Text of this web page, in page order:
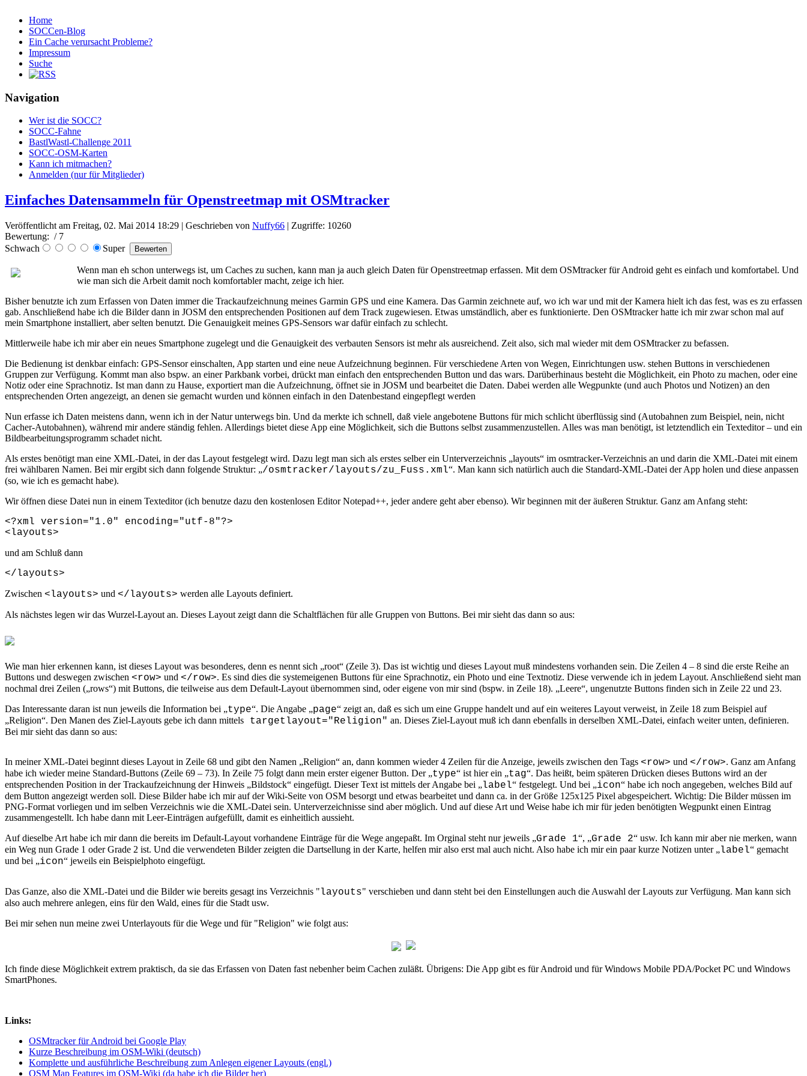
Home
SOCCen-Blog
Ein Cache verursacht Probleme?
Impressum
Suche
Navigation
Wer ist die SOCC?
SOCC-Fahne
BastlWastl-Challenge 2011
SOCC-OSM-Karten
Kann ich mitmachen?
Anmelden (nur für Mitglieder)
Einfaches Datensammeln für Openstreetmap mit OSMtracker
Veröffentlicht am Freitag, 02. Mai 2014 18:29 | Geschrieben von Nuffy66 | Zugriffe: 10260
Bewertung: / 7
Schwach
Super
Wenn man eh schon unterwegs ist, um Caches zu suchen, kann man ja auch gleich Daten für Openstreetmap erfassen. Mit dem OSMtracker für Android geht es einfach und komfortabel. Und
wie man sich die Arbeit damit noch komfortabler macht, zeige ich hier.
Bisher benutzte ich zum Erfassen von Daten immer die Trackaufzeichnung meines Garmin GPS und eine Kamera. Das Garmin zeichnete auf, wo ich war und mit der Kamera hielt ich das fest, was es zu erfassen
gab. Anschließend habe ich die Bilder dann in JOSM den entsprechenden Positionen auf dem Track zugewiesen. Etwas umständlich, aber es funktionierte. Den OSMtracker hatte ich mir zwar schon mal auf
mein Smartphone installiert, aber selten benutzt. Die Genauigkeit meines GPS-Sensors war dafür einfach zu schlecht.
Mittlerweile habe ich mir aber ein neues Smartphone zugelegt und die Genauigkeit des verbauten Sensors ist mehr als ausreichend. Zeit also, sich mal wieder mit dem OSMtracker zu befassen.
Die Bedienung ist denkbar einfach: GPS-Sensor einschalten, App starten und eine neue Aufzeichnung beginnen. Für verschiedene Arten von Wegen, Einrichtungen usw. stehen Buttons in verschiedenen
Gruppen zur Verfügung. Kommt man also bspw. an einer Parkbank vorbei, drückt man einfach den entsprechenden Button und das wars. Darüberhinaus besteht die Möglichkeit, ein Photo zu machen, oder eine
Notiz oder eine Sprachnotiz. Ist man dann zu Hause, exportiert man die Aufzeichnung, öffnet sie in JOSM und bearbeitet die Daten. Dabei werden alle Wegpunkte (und auch Photos und Notizen) an den
entsprechenden Orten angezeigt, an denen sie gemacht wurden und können einfach in den Datenbestand eingepflegt werden
Nun erfasse ich Daten meistens dann, wenn ich in der Natur unterwegs bin. Und da merkte ich schnell, daß viele angebotene Buttons für mich schlicht überflüssig sind (Autobahnen zum Beispiel, nein, nicht
Cacher-Autobahnen), während mir andere ständig fehlen. Allerdings bietet diese App eine Möglichkeit, sich die Buttons selbst zusammenzustellen. Alles was man benötigt, ist letztendlich ein Texteditor – und ein
Bildbearbeitungsprogramm schadet nicht.
Als erstes benötigt man eine XML-Datei, in der das Layout festgelegt wird. Dazu legt man sich als erstes selber ein Unterverzeichnis „layouts“ im osmtracker-Verzeichnis an und darin die XML-Datei mit einem
frei wählbaren Namen. Bei mir ergibt sich dann folgende Struktur: „/osmtracker/layouts/zu_Fuss.xml“. Man kann sich natürlich auch die Standard-XML-Datei der App holen und diese anpassen
(so, wie ich es gemacht habe).
Wir öffnen diese Datei nun in einem Texteditor (ich benutze dazu den kostenlosen Editor Notepad++, jeder andere geht aber ebenso). Wir beginnen mit der äußeren Struktur. Ganz am Anfang steht:
<?xml version="1.0" encoding="utf-8"?>
<layouts>
und am Schluß dann
</layouts>
Zwischen <layouts> und </layouts> werden alle Layouts definiert.
Als nächstes legen wir das Wurzel-Layout an. Dieses Layout zeigt dann die Schaltflächen für alle Gruppen von Buttons. Bei mir sieht das dann so aus:
Wie man hier erkennen kann, ist dieses Layout was besonderes, denn es nennt sich „root“ (Zeile 3). Das ist wichtig und dieses Layout muß mindestens vorhanden sein. Die Zeilen 4 – 8 sind die erste Reihe an
Buttons und deswegen zwischen <row> und </row>. Es sind dies die systemeigenen Buttons für eine Sprachnotiz, ein Photo und eine Textnotiz. Diese verwende ich in jedem Layout. Anschließend sieht man
nochmal drei Zeilen („rows“) mit Buttons, die teilweise aus dem Default-Layout übernommen sind, oder eigene von mir sind (bspw. in Zeile 18). „Leere“, ungenutzte Buttons finden sich in Zeile 22 und 23.
Das Interessante daran ist nun jeweils die Information bei „type“. Die Angabe „page“ zeigt an, daß es sich um eine Gruppe handelt und auf ein weiteres Layout verweist, in Zeile 18 zum Beispiel auf
„Religion“. Den Manen des Ziel-Layouts gebe ich dann mittels targetlayout="Religion" an. Dieses Ziel-Layout muß ich dann ebenfalls in derselben XML-Datei, einfach weiter unten, definieren.
Bei mir sieht das dann so aus:
In meiner XML-Datei beginnt dieses Layout in Zeile 68 und gibt den Namen „Religion“ an, dann kommen wieder 4 Zeilen für die Anzeige, jeweils zwischen den Tags <row> und </row>. Ganz am Anfang
habe ich wieder meine Standard-Buttons (Zeile 69 – 73). In Zeile 75 folgt dann mein erster eigener Button. Der „type“ ist hier ein „tag“. Das heißt, beim späteren Drücken dieses Buttons wird an der
entsprechenden Position in der Trackaufzeichnung der Hinweis „Bildstock“ eingefügt. Dieser Text ist mittels der Angabe bei „label“ festgelegt. Und bei „icon“ habe ich noch angegeben, welches Bild auf
dem Button angezeigt werden soll. Diese Bilder habe ich mir auf der Wiki-Seite von OSM besorgt und etwas bearbeitet und dann ca. in der Größe 125x125 Pixel abgespeichert. Wichtig: Die Bilder müssen im
PNG-Format vorliegen und im selben Verzeichnis wie die XML-Datei sein. Unterverzeichnisse sind aber möglich. Und auf diese Art und Weise habe ich mir für jeden benötigten Wegpunkt einen Eintrag
zusammengestellt. Ich habe dann mit Leer-Einträgen aufgefüllt, damit es einheitlich aussieht.
Auf dieselbe Art habe ich mir dann die bereits im Default-Layout vorhandene Einträge für die Wege angepaßt. Im Orginal steht nur jeweils „Grade 1“, „Grade 2“ usw. Ich kann mir aber nie merken, wann
ein Weg nun Grade 1 oder Grade 2 ist. Und die verwendeten Bilder zeigten die Dartsellung in der Karte, helfen mir also erst mal auch nicht. Also habe ich mir ein paar kurze Notizen unter „label“ gemacht
und bei „icon“ jeweils ein Beispielphoto eingefügt.
Das Ganze, also die XML-Datei und die Bilder wie bereits gesagt ins Verzeichnis "layouts" verschieben und dann steht bei den Einstellungen auch die Auswahl der Layouts zur Verfügung. Man kann sich
also auch mehrere anlegen, eins für den Wald, eines für die Stadt usw.
Bei mir sehen nun meine zwei Unterlayouts für die Wege und für "Religion" wie folgt aus:
Ich finde diese Möglichkeit extrem praktisch, da sie das Erfassen von Daten fast nebenher beim Cachen zuläßt. Übrigens: Die App gibt es für Android und für Windows Mobile PDA/Pocket PC und Windows
SmartPhones.
Links:
OSMtracker für Android bei Google Play
Kurze Beschreibung im OSM-Wiki (deutsch)
Komplette und ausführliche Beschreibung zum Anlegen eigener Layouts (engl.)
OSM Map Features im OSM-Wiki (da habe ich die Bilder her)